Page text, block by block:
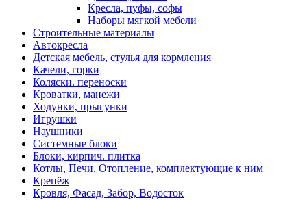
Кресла, пуфы, софы
Наборы мягкой мебели
Строительные материалы
Автокресла
Детская мебель, стулья для кормления
Качели, горки
Коляски. переноски
Кроватки, манежи
Ходунки, прыгунки
Игрушки
Наушники
Системные блоки
Блоки, кирпич. плитка
Котлы, Печи, Отопление, комплектующие к ним
Крепёж
Кровля, Фасад, Забор, Водосток